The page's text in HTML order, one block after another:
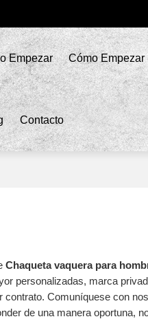
Empezar Cómo Empezar
Contacto
Chaqueta vaquera para
personalizadas, marca
contrato. Comuníquese con
de una manera oportuna,